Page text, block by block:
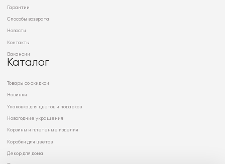
Гарантии
Способы возврата
Новости
Контакты
Вакансии
Каталог
Товары со скидкой
Новинки
Упаковка для цветов и подарков
Новогодние украшения
Корзины и плетеные изделия
Коробки для цветов
Декор для дома